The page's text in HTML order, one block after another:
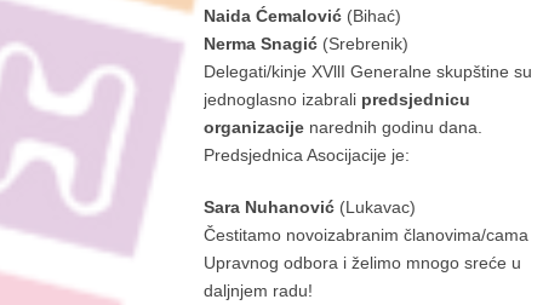
Naida Ćemalović (Bihać)
Nerma Snagić (Srebrenik)
Delegati/kinje XVllI Generalne skupštine su
jednoglasno izabrali predsjednicu
organizacije narednih godinu dana.
Predsjednica Asocijacije je:
Sara Nuhanović (Lukavac)
Čestitamo novoizabranim članovima/cama
Upravnog odbora i želimo mnogo sreće u
daljnjem radu!